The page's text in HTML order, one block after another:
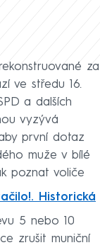
za
ve středu 16.
a dalších
vyzývá
první dotaz
muže v bílé
poznat voliče
Historická
5 nebo 10
zrušit muniční